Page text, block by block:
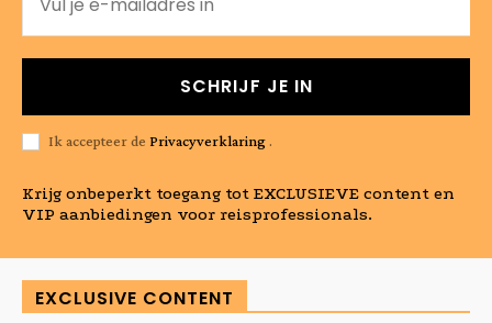
SCHRIJF JE IN
Ik accepteer de Privacyverklaring .
Krijg onbeperkt toegang tot EXCLUSIEVE content en
VIP aanbiedingen voor reisprofessionals.
EXCLUSIVE CONTENT